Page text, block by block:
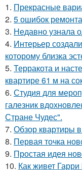
1. Прекрасные
2. 5 ошибок
3. Недавно узнала
4. Интерьер
которому близка
5. Терракота и
квартире 61 м на
6. Студия для
галезник
Стране Чудес".
7. Обзор квартиры
8. Первая точка
9. Простая идея
10. Как живет